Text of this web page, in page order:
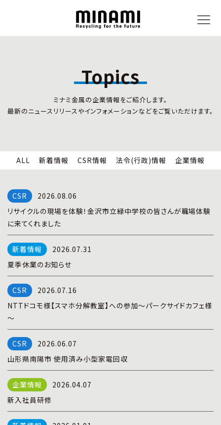
CSR情報
企業情報
全国事業所紹介
事業内容
リサイクルサービス
小型家電リサイクル法
全国の回収対応
プライバシーポリシー
Topics
ミナミ金属の企業情報をご紹介します。
最新のニュースリリースやインフォメーションなどをご覧いただけます。
ALL 新着情報 CSR情報 法令(行政)情報 企業情報
2026.08.06
リサイクルの現場を体験！金沢市立緑中学校の皆さんが職場体験
に来てくれました
2026.07.31
夏季休業のお知らせ
2026.07.16
NTTドコモ様【スマホ分解教室】への参加～パークサイドカフェ様
～
2026.06.07
山形県南陽市 使用済み小型家電回収
2026.04.07
新入社員研修